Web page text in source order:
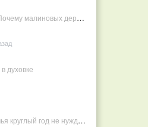
Товарищи, это РАЗВОД! Почему малиновых деревьев не бывает, или Как ушлые продавцы наживаются на мечтах садоводов
духовке
Горжусь тем, что моя семья круглый год не нуждается в покупных витаминах